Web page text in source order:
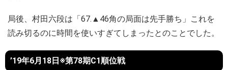
局後、村田六段は「67.▲46角の局面は先手勝ち」これを
読み切るのに時間を使いすぎてしまったとのことでした。
’19年6月18日※第78期C1順位戦